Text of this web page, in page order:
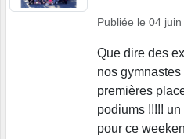
Publiée le 04 juin
Que dire des
nos
premières
podiums !!!!!
pour ce